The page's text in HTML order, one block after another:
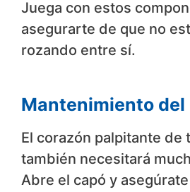
Juega con estos
asegurarte de que no
rozando entre sí.
Mantenimiento del
El corazón palpitante de
también necesitará
Abre el capó y